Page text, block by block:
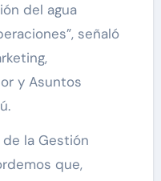
del agua
señaló
y Asuntos
la Gestión
que,